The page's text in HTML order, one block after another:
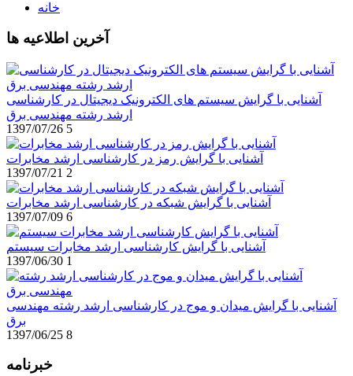
خانه
آخرین اطلاعیه ها
آشنایی با گرایش سیستم های الکترونیک دیجیتال در کارشناسی
ارشد رشته مهندسی برق
1397/07/26 5
آشنایی با گرایش رمز در کارشناسی ارشد مخابرات
1397/07/21 2
آشنایی با گرایش شبکه در کارشناسی ارشد مخابرات
1397/07/09 6
آشنایی با گرایش کارشناسی ارشد مخابرات سیستم
1397/06/30 1
آشنایی با گرایش میدان و موج در کارشناسی ارشد رشته مهندسی
برق
1397/06/25 8
خبرنامه